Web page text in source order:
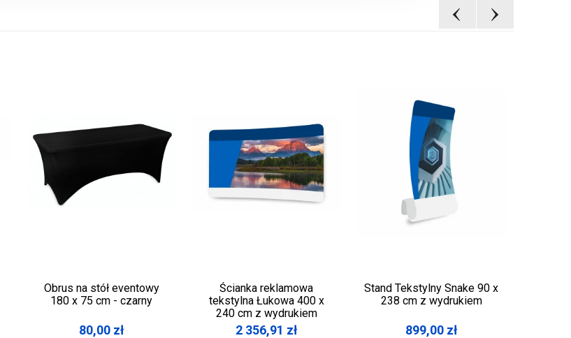
Obrus na stół eventowy
180 x 75 cm - czarny
80,00 zł
Ścianka reklamowa
tekstylna Łukowa 400 x
240 cm z wydrukiem
2 356,91 zł
Stand Tekstylny Snake 90 x
238 cm z wydrukiem
899,00 zł